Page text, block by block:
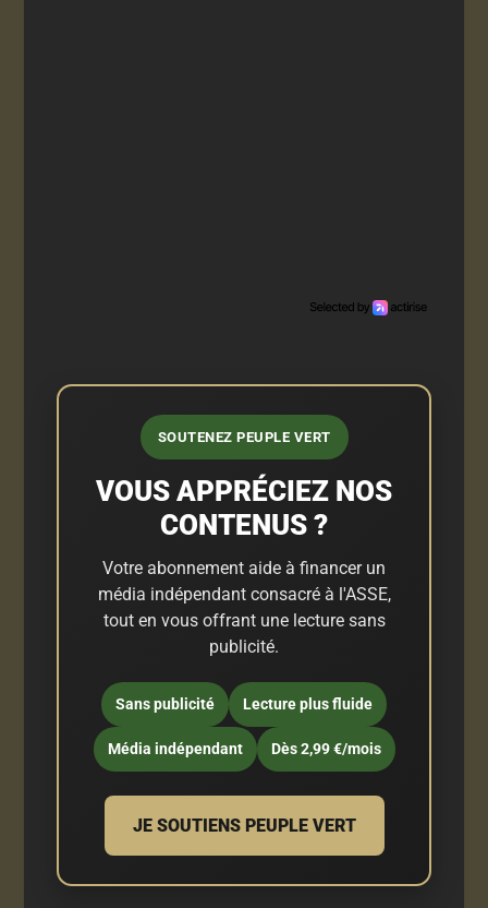
SOUTENEZ PEUPLE VERT
VOUS APPRÉCIEZ NOS
CONTENUS ?
Votre abonnement aide à financer un
média indépendant consacré à l'ASSE,
tout en vous offrant une lecture sans
publicité.
Sans publicité Lecture plus fluide
Média indépendant Dès 2,99 €/mois
JE SOUTIENS PEUPLE VERT